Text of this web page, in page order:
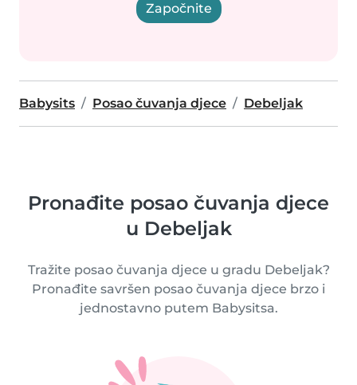
Započnite
Babysits Posao čuvanja djece Debeljak
Pronađite posao čuvanja djece
u Debeljak
Tražite posao čuvanja djece u gradu Debeljak?
Pronađite savršen posao čuvanja djece brzo i
jednostavno putem Babysitsa.